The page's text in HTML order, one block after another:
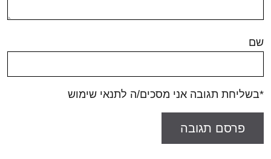
שם
*בשליחת תגובה אני מסכים/ה לתנאי שימוש